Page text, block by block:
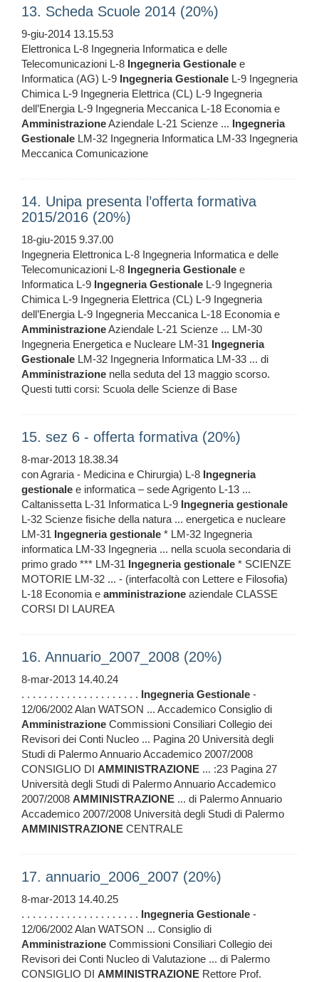
13. Scheda Scuole 2014 (20%)
9-giu-2014 13.15.53
Elettronica L-8 Ingegneria Informatica e delle
Telecomunicazioni L-8 Ingegneria Gestionale e
Informatica (AG) L-9 Ingegneria Gestionale L-9 Ingegneria
Chimica L-9 Ingegneria Elettrica (CL) L-9 Ingegneria
dell’Energia L-9 Ingegneria Meccanica L-18 Economia e
AmministrazioneAziendale L-21 Scienze ... Ingegneria
Gestionale LM-32 Ingegneria Informatica LM-33 Ingegneria
Meccanica Comunicazione
14. Unipa presenta l’offerta formativa
2015/2016 (20%)
18-giu-2015 9.37.00
Ingegneria Elettronica L-8 Ingegneria Informatica e delle
Telecomunicazioni L-8 Ingegneria Gestionale e
Informatica L-9 Ingegneria Gestionale L-9 Ingegneria
Chimica L-9 Ingegneria Elettrica (CL) L-9 Ingegneria
dell’Energia L-9 Ingegneria Meccanica L-18 Economia e
AmministrazioneAziendale L-21 Scienze ... LM-30
Ingegneria Energetica e Nucleare LM-31 Ingegneria
Gestionale LM-32 Ingegneria Informatica LM-33 ... di
Amministrazione nella seduta del 13 maggio scorso.
Questi tutti corsi: Scuola delle Scienze di Base
15. sez 6 - offerta formativa (20%)
8-mar-2013 18.38.34
con Agraria - Medicina e Chirurgia) L-8 Ingegneria
gestionale e informatica – sede Agrigento L-13 ...
Caltanissetta L-31 Informatica L-9 Ingegneria gestionale
L-32 Scienze fisiche della natura ... energetica e nucleare
LM-31 Ingegneria gestionale * LM-32 Ingegneria
informatica LM-33 Ingegneria ... nella scuola secondaria di
primo grado *** LM-31 Ingegneria gestionale * SCIENZE
MOTORIE LM-32 ... - (interfacoltà con Lettere e Filosofia)
L-18 Economia e amministrazione aziendale CLASSE
CORSI DI LAUREA
16. Annuario_2007_2008 (20%)
8-mar-2013 14.40.24
. . . . . . . . . . . . . . . . . . . . . Ingegneria Gestionale -
12/06/2002 Alan WATSON ... Accademico Consiglio di
Amministrazione Commissioni Consiliari Collegio dei
Revisori dei Conti Nucleo ... Pagina 20 Università degli
Studi di Palermo Annuario Accademico 2007/2008
CONSIGLIO DI AMMINISTRAZIONE ... :23 Pagina 27
Università degli Studi di Palermo Annuario Accademico
2007/2008 AMMINISTRAZIONE ... di Palermo Annuario
Accademico 2007/2008 Università degli Studi di Palermo
AMMINISTRAZIONE CENTRALE
17. annuario_2006_2007 (20%)
8-mar-2013 14.40.25
. . . . . . . . . . . . . . . . . . . . . Ingegneria Gestionale -
12/06/2002 Alan WATSON ... Consiglio di
Amministrazione Commissioni Consiliari Collegio dei
Revisori dei Conti Nucleo di Valutazione ... di Palermo
CONSIGLIO DI AMMINISTRAZIONE Rettore Prof.